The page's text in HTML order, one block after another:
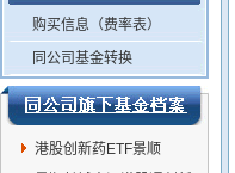
购买信息（费率表）
同公司基金转换
港股创新药ETF景顺